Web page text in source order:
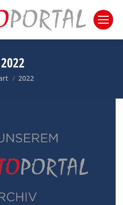
2022
befinden sich hier:
2022